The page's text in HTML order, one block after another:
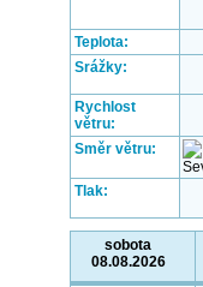
Teplota:
Srážky:
Rychlost
větru:
Směr větru:
Tlak:
sobota
08.08.2026